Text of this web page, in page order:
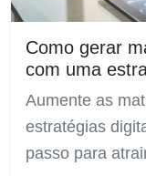
Como gerar
com uma
Aumente as
estratégias
passo para